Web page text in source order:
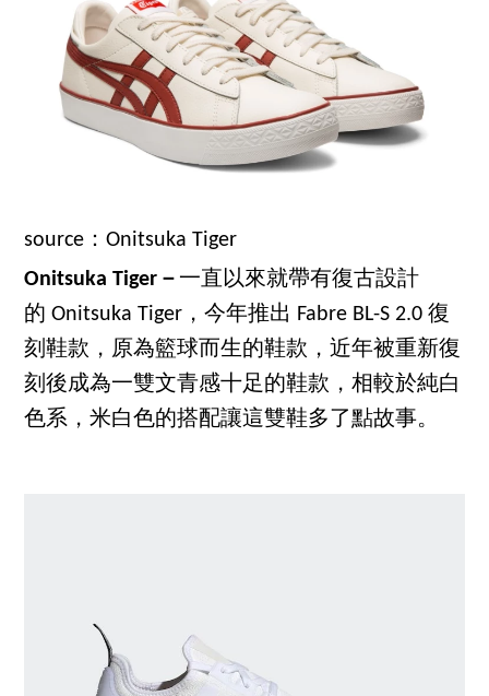
source：Onitsuka Tiger
Onitsuka Tiger－ 一直以來就帶有復古設計
的 Onitsuka Tiger，今年推出 Fabre BL-S 2.0 復
刻鞋款，原為籃球而生的鞋款，近年被重新復
刻後成為一雙文青感十足的鞋款，相較於純白
色系，米白色的搭配讓這雙鞋多了點故事。